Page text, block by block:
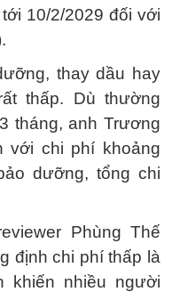
10/2/2029 đối với
thay dầu hay
thấp. Dù thường
tháng, anh Trương
với chi phí khoảng
dưỡng, tổng chi
Phùng Thế
định chi phí thấp là
khiến nhiều người